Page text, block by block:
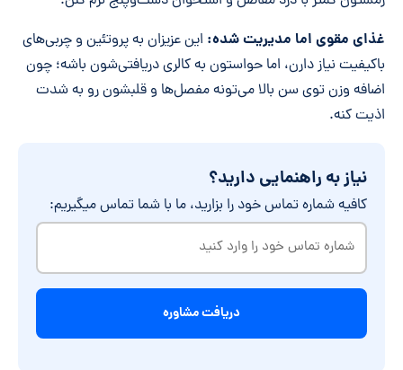
غذای مقوی اما مدیریت شده: این عزیزان به پروتئین و چربی‌های
باکیفیت نیاز دارن، اما حواستون به کالری دریافتی‌شون باشه؛ چون
اضافه وزن توی سن بالا می‌تونه مفصل‌ها و قلبشون رو به شدت
اذیت کنه.
نیاز به راهنمایی دارید؟
کافیه شماره تماس خود را بزارید، ما با شما تماس میگیریم:
شماره
تماس
خود
را